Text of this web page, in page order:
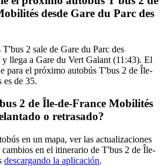
desde Gare du Parc des
2 sale de Gare du Parc des
llega a Gare du Vert Galant (11:43). El
para el próximo autobús T'bus 2 de Île-
es de 35.
2 de Île-de-France Mobilités
o retrasado?
en un mapa, ver las actualizaciones
en el itinerario de T'bus 2 de Île-
descargando la aplicación.